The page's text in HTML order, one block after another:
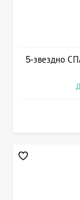
5-звездно